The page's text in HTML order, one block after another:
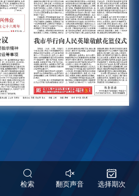
检索 翻页声音 选择期次